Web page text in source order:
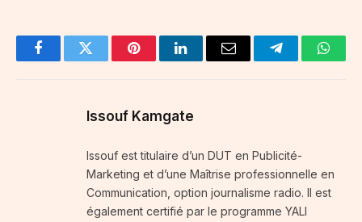
FacebookTwitter PinterestLinkedInEmail Telegram
Issouf Kamgate
Issouf est titulaire d’un DUT en Publicité-
Marketing et d’une Maîtrise professionnelle en
Communication, option journalisme radio. Il est
également certifié par le programme YALI